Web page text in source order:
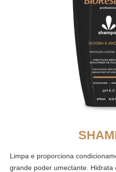
Limpa e proporciona
grande poder umectante.